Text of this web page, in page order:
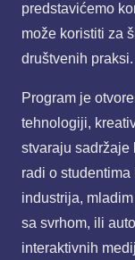
predstavićemo
može koristiti za
društvenih praksi.
Program je
tehnologiji,
stvaraju sadržaje
radi o
industrija,
sa svrhom, ili
interaktivnih